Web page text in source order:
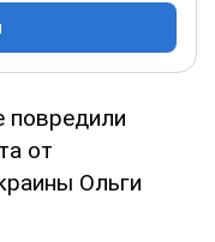
повредили
от
Ольги